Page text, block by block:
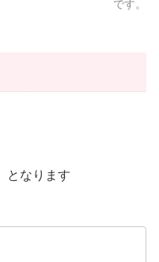
です。
となります